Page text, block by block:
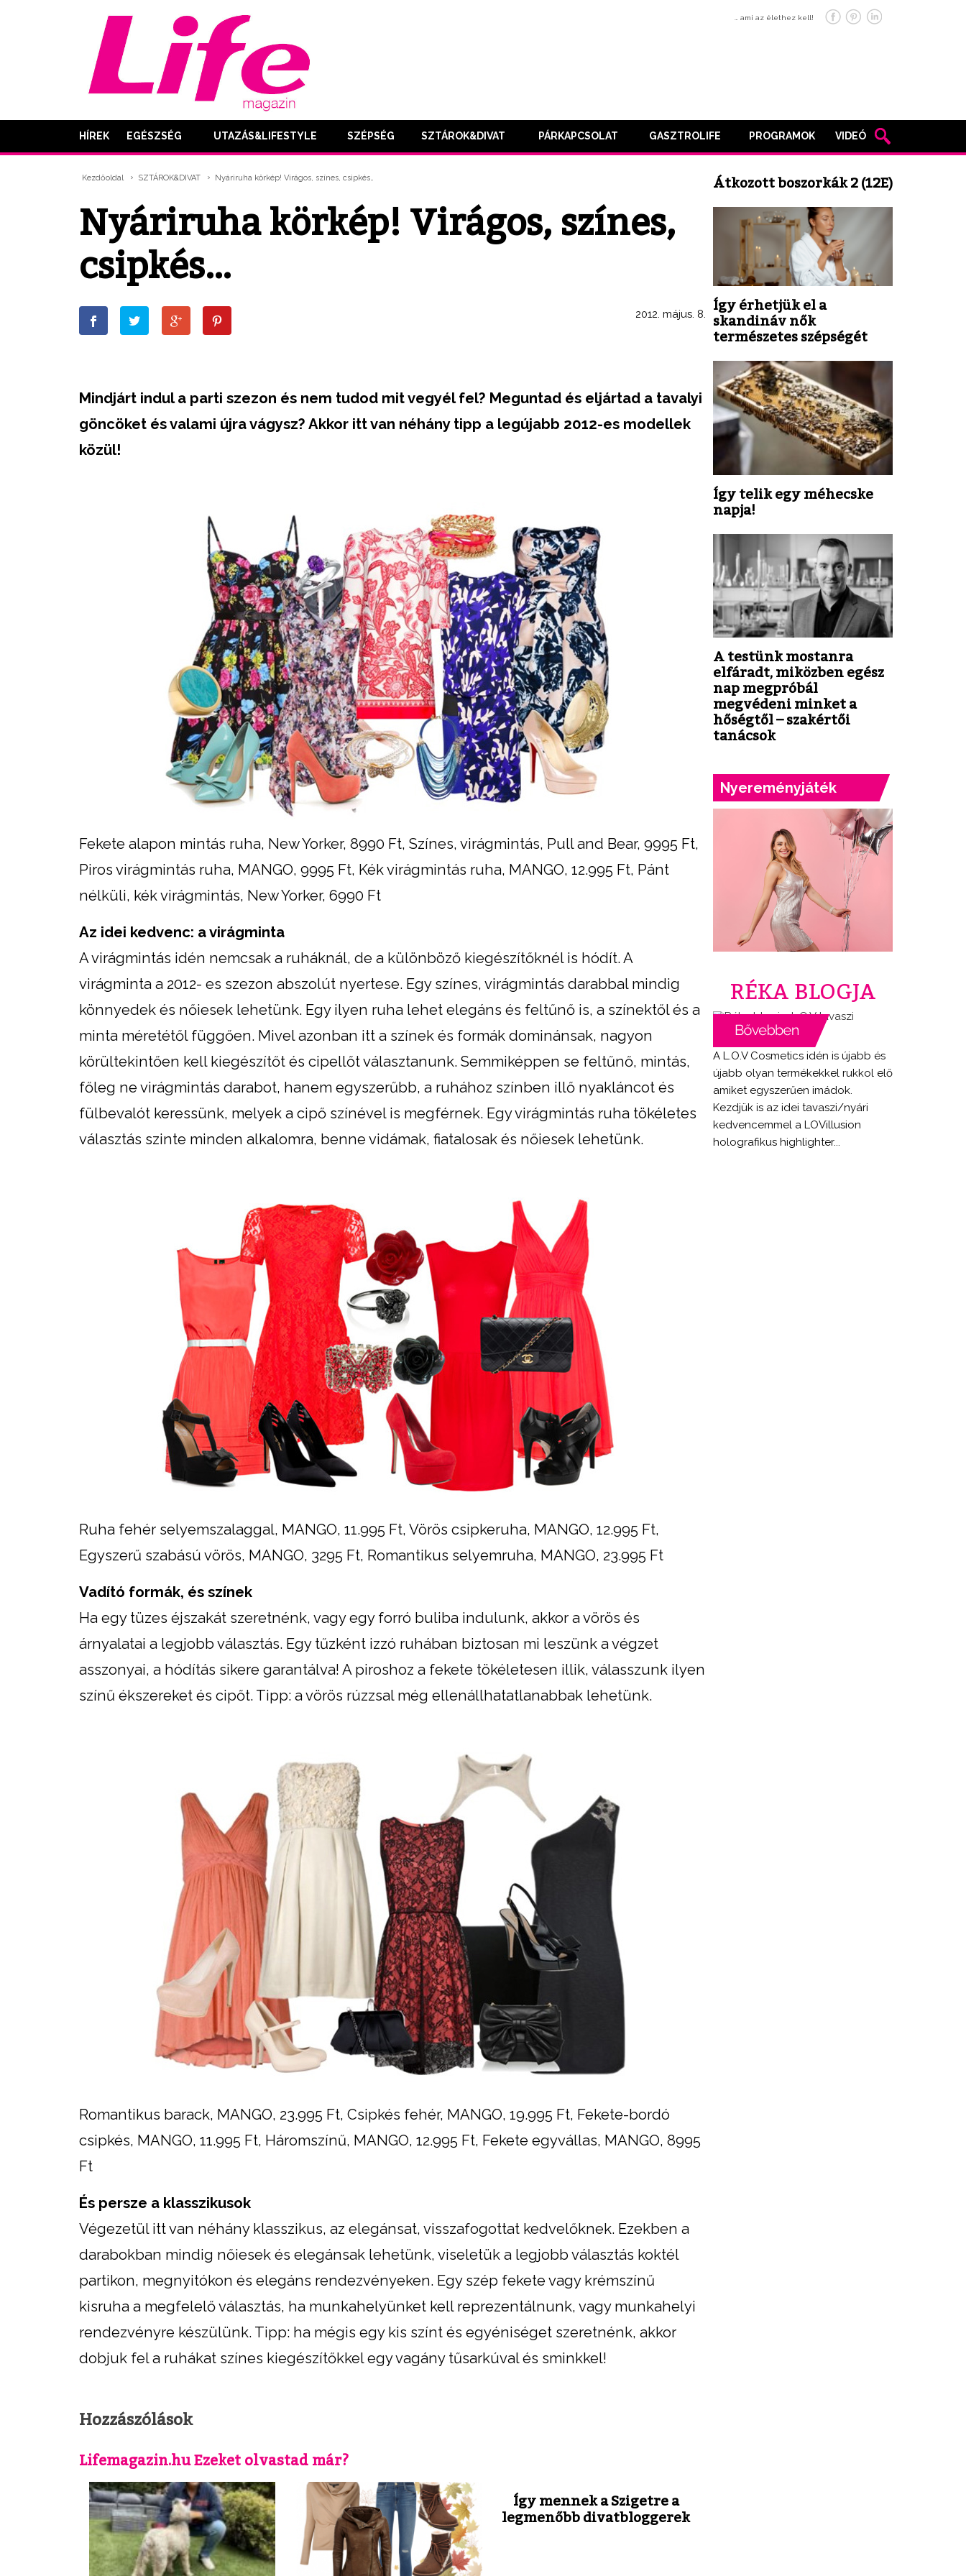
… ami az élethez kell!
HÍREK EGÉSZSÉG UTAZÁS&LIFESTYLE SZÉPSÉG SZTÁROK&DIVAT PÁRKAPCSOLAT GASZTROLIFE PROGRAMOK VIDEÓ
Kezdőoldal SZTÁROK&DIVAT Nyáriruha körkép! Virágos, színes, csipkés…
Nyáriruha körkép! Virágos, színes,
csipkés…
2012. május. 8.
Mindjárt indul a parti szezon és nem tudod mit vegyél fel? Meguntad és eljártad a tavalyi
göncöket és valami újra vágysz? Akkor itt van néhány tipp a legújabb 2012-es modellek
közül!
Fekete alapon mintás ruha, New Yorker, 8990 Ft, Színes, virágmintás, Pull and Bear, 9995 Ft,
Piros virágmintás ruha, MANGO, 9995 Ft, Kék virágmintás ruha, MANGO, 12.995 Ft, Pánt
nélküli, kék virágmintás, New Yorker, 6990 Ft
Az idei kedvenc: a virágminta
A virágmintás idén nemcsak a ruháknál, de a különböző kiegészítőknél is hódít. A
virágminta a 2012- es szezon abszolút nyertese. Egy színes, virágmintás darabbal mindig
könnyedek és nőiesek lehetünk. Egy ilyen ruha lehet elegáns és feltűnő is, a színektől és a
minta méretétől függően. Mivel azonban itt a színek és formák dominánsak, nagyon
körültekintően kell kiegészítőt és cipellőt választanunk. Semmiképpen se feltűnő, mintás,
főleg ne virágmintás darabot, hanem egyszerűbb, a ruhához színben illő nyakláncot és
fülbevalót keressünk, melyek a cipő színével is megférnek. Egy virágmintás ruha tökéletes
választás szinte minden alkalomra, benne vidámak, fiatalosak és nőiesek lehetünk.
Ruha fehér selyemszalaggal, MANGO, 11.995 Ft, Vörös csipkeruha, MANGO, 12.995 Ft,
Egyszerű szabású vörös, MANGO, 3295 Ft, Romantikus selyemruha, MANGO, 23.995 Ft
Vadító formák, és színek
Ha egy tüzes éjszakát szeretnénk, vagy egy forró buliba indulunk, akkor a vörös és
árnyalatai a legjobb választás. Egy tűzként izzó ruhában biztosan mi leszünk a végzet
asszonyai, a hódítás sikere garantálva! A piroshoz a fekete tökéletesen illik, válasszunk ilyen
színű ékszereket és cipőt. Tipp: a vörös rúzzsal még ellenállhatatlanabbak lehetünk.
Romantikus barack, MANGO, 23.995 Ft, Csipkés fehér, MANGO, 19.995 Ft, Fekete-bordó
csipkés, MANGO, 11.995 Ft, Háromszínű, MANGO, 12.995 Ft, Fekete egyvállas, MANGO, 8995
Ft
És persze a klasszikusok
Végezetül itt van néhány klasszikus, az elegánsat, visszafogottat kedvelőknek. Ezekben a
darabokban mindig nőiesek és elegánsak lehetünk, viseletük a legjobb választás koktél
partikon, megnyitókon és elegáns rendezvényeken. Egy szép fekete vagy krémszínű
kisruha a megfelelő választás, ha munkahelyünket kell reprezentálnunk, vagy munkahelyi
rendezvényre készülünk. Tipp: ha mégis egy kis színt és egyéniséget szeretnénk, akkor
dobjuk fel a ruhákat színes kiegészítőkkel egy vagány tűsarkúval és sminkkel!
Hozzászólások
Lifemagazin.hu Ezeket olvastad már?
Így mennek a Szigetre a
legmenőbb divatbloggerek
Átkozott boszorkák 2 (12E)
Így érhetjük el a
skandináv nők
természetes szépségét
Így telik egy méhecske
napja!
A testünk mostanra
elfáradt, miközben egész
nap megpróbál
megvédeni minket a
hőségtől – szakértői
tanácsok
Nyereményjáték
RÉKA BLOGJA
A L.O.V Cosmetics idén is újabb és
újabb olyan termékekkel rukkol elő
amiket egyszerűen imádok.
Kezdjük is az idei tavaszi/nyári
kedvencemmel a LOVillusion
holografikus highlighter...